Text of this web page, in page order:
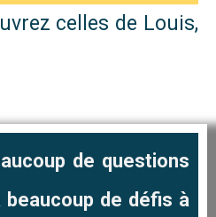
celles de Louis,
de questions
de défis à